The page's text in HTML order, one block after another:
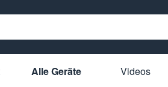
Alle Geräte Videos